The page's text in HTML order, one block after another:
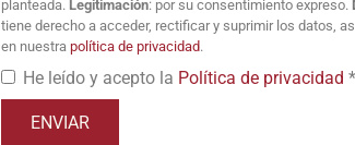
planteada. Legitimación: por su consentimiento expreso.
tiene derecho a acceder, rectificar y suprimir los datos,
en nuestra política de privacidad.
He leído y acepto la Política de privacidad *